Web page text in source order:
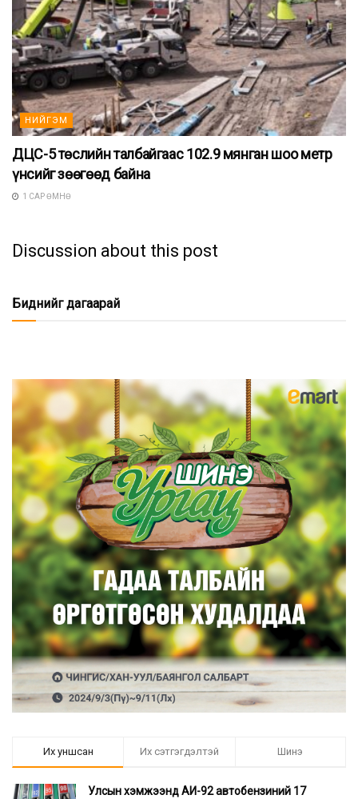
НИЙГЭМ
ДЦС-5 төслийн талбайгаас 102.9 мянган шоо метр
үнсийг зөөгөөд байна
1 САР ӨМНӨ
Discussion about this post
Биднийг дагаарай
Их уншсан Их сэтгэгдэлтэй Шинэ
Улсын хэмжээнд АИ-92 автобензиний 17